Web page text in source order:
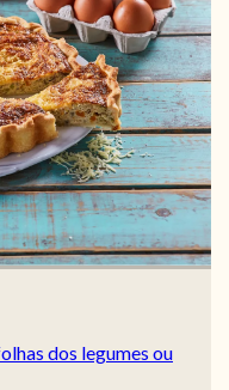
dos legumes ou